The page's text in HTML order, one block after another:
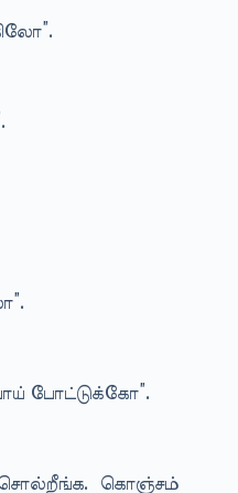
போட்டுக்கோ”.
கொஞ்சம்